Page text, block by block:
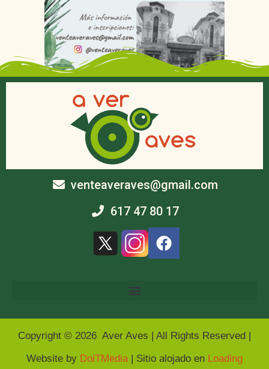
venteaveraves@gmail.com
617 47 80 17
Copyright © 2026 Aver Aves | All Rights Reserved |
Website by DoiTMedia | Sitio alojado en Loading